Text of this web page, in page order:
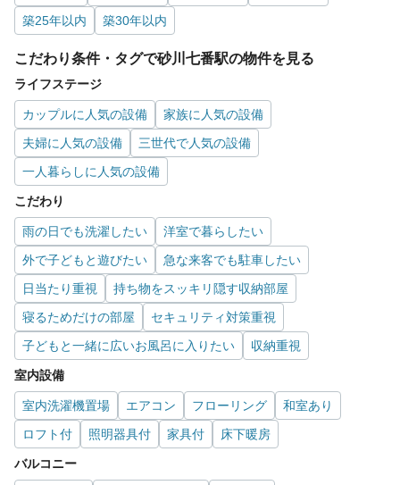
築25年以内
築30年以内
こだわり条件・タグで砂川七番駅の物件を見る
ライフステージ
カップルに人気の設備
家族に人気の設備
夫婦に人気の設備
三世代で人気の設備
一人暮らしに人気の設備
こだわり
雨の日でも洗濯したい
洋室で暮らしたい
外で子どもと遊びたい
急な来客でも駐車したい
日当たり重視
持ち物をスッキリ隠す収納部屋
寝るためだけの部屋
セキュリティ対策重視
子どもと一緒に広いお風呂に入りたい
収納重視
室内設備
室内洗濯機置場 エアコン フローリング
和室あり
ロフト付
照明器具付 家具付 床下暖房
バルコニー